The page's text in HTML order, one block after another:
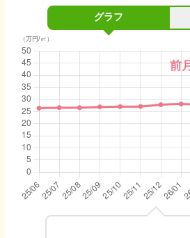
グラフ
（万円/㎡）
前